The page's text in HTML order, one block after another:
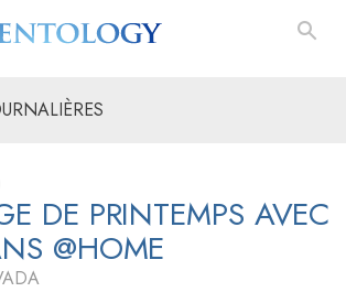
DE PRINTEMPS AVEC
@HOME